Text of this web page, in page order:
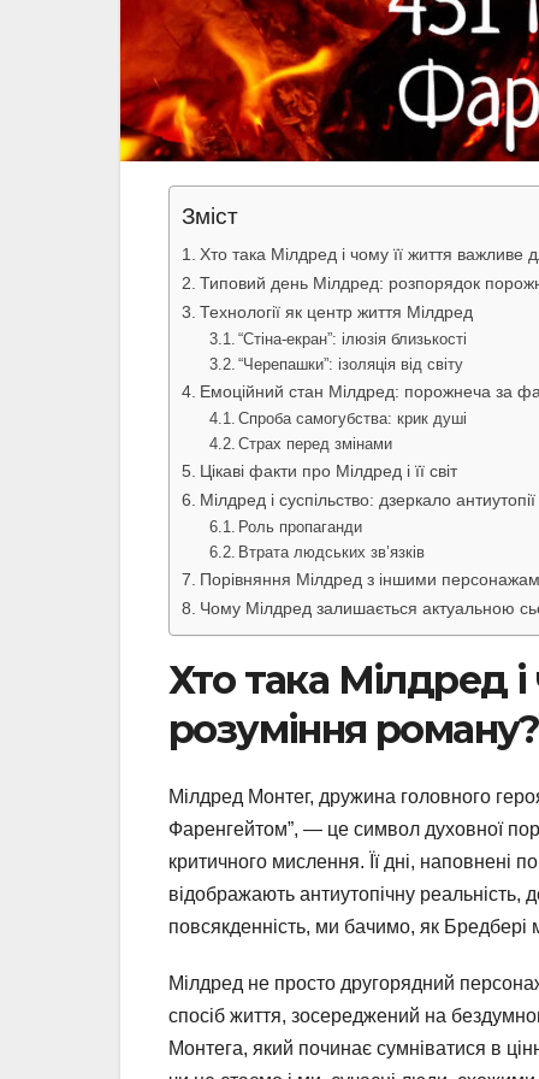
Зміст
Хто така Мілдред і чому її життя важливе
Типовий день Мілдред: розпорядок
Технології як центр життя Мілдред
“Стіна-екран”: ілюзія близькості
“Черепашки”: ізоляція від світу
Емоційний стан Мілдред: порожнеча за
Спроба самогубства: крик душі
Страх перед змінами
Цікаві факти про Мілдред і її світ
Мілдред і суспільство: дзеркало антиутопії
Роль пропаганди
Втрата людських зв’язків
Порівняння Мілдред з іншими
Чому Мілдред залишається актуальною
Хто така Мілдред
розуміння роману?
Мілдред Монтег, дружина головного
Фаренгейтом”, — це символ духовної
критичного мислення. Її дні, наповнені
відображають антиутопічну реальність,
повсякденність, ми бачимо, як Бредбері
Мілдред не просто другорядний
спосіб життя, зосереджений на
Монтега, який починає сумніватися в